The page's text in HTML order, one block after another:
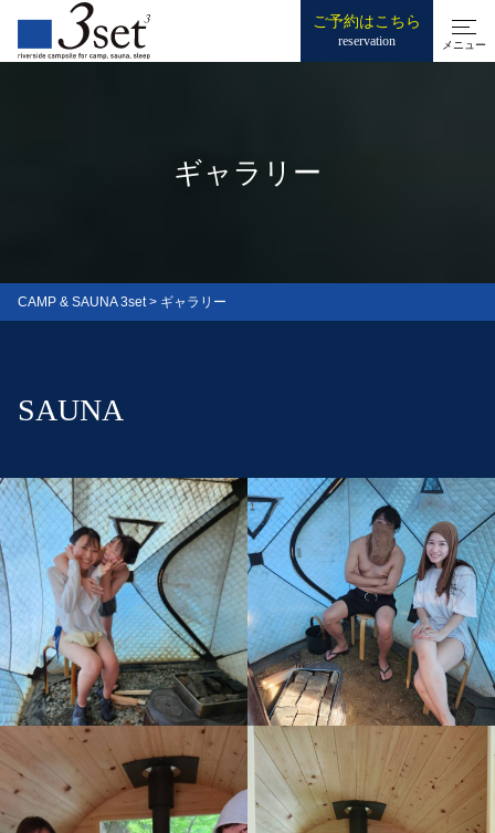
ご予約はこちら
reservation メニュー
ギャラリー
CAMP & SAUNA 3set> ギャラリー
SAUNA